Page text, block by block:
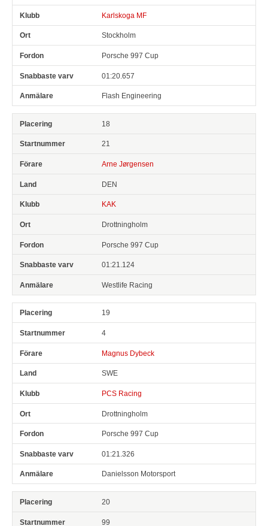
Karlskoga MF
Stockholm
Porsche 997 Cup
01:20.657
Flash Engineering
18
21
Arne Jørgensen
DEN
KAK
Drottningholm
Porsche 997 Cup
01:21.124
Westlife Racing
19
4
Magnus Dybeck
SWE
PCS Racing
Drottningholm
Porsche 997 Cup
01:21.326
Danielsson Motorsport
20
99